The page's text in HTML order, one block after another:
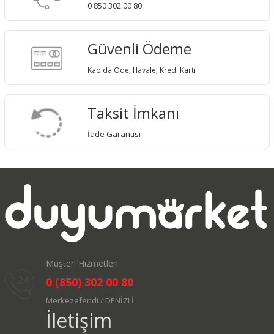
0 850 302 00 80
Güvenli Ödeme
Kapıda Öde, Havale, Kredi Kartı
Taksit İmkanı
İade Garantisi
Müşteri Hizmetleri
0 (850) 302 00 80
Merkezefendi / DENİZLİ
İletişim